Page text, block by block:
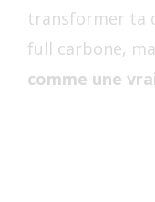
transformer ta
full carbone,
comme une